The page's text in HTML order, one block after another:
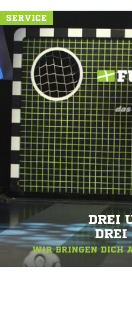
SERVICE
DREI
DREI
WIR BRINGEN DICH